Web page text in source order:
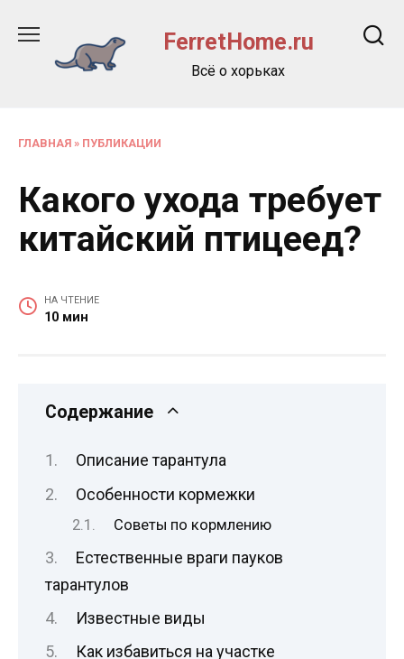
содержанию
FerretHome.ru
Всё о хорьках
ГЛАВНАЯ » ПУБЛИКАЦИИ
Какого ухода требует
китайский птицеед?
НА ЧТЕНИЕ
10 мин
Содержание
Описание тарантула
Особенности кормежки
Советы по кормлению
Естественные враги пауков
тарантулов
Известные виды
Как избавиться на участке